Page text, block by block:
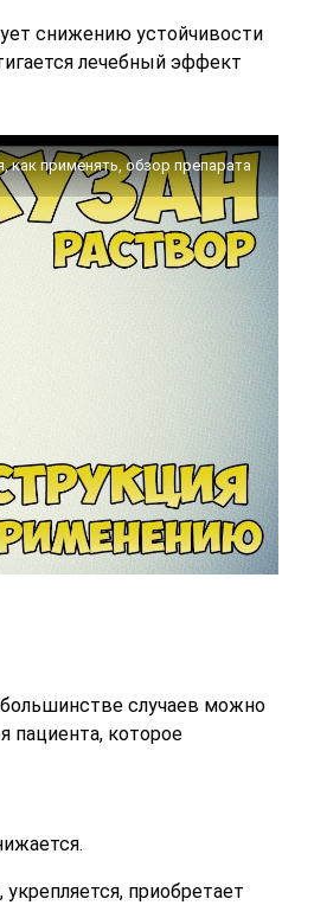
снижению устойчивости
лечебный эффект
как применять, обзор препарата
случаев можно
пациента, которое
приобретает